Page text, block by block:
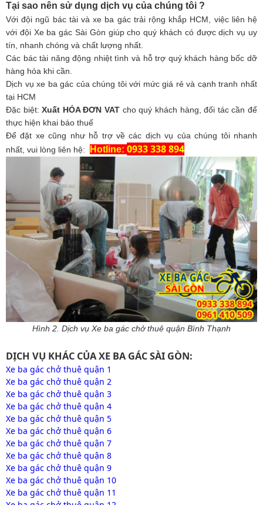
Tại sao nên sử dụng dịch vụ của chúng tôi ?
Với đội ngũ bác tài và xe ba gác trải rộng khắp HCM, việc liên hệ
với đội Xe ba gác Sài Gòn giúp cho quý khách có được dịch vụ uy
tín, nhanh chóng và chất lượng nhất.
Các bác tài năng động nhiệt tình và hỗ trợ quý khách hàng bốc dỡ
hàng hóa khi cần.
Dịch vụ xe ba gác của chúng tôi với mức giá rẻ và cạnh tranh nhất
tại HCM
Đặc biệt:Xuất HÓA ĐƠN VAT cho quý khách hàng, đối tác cần để
thực hiện khai báo thuế
Để đặt xe cũng như hỗ trợ về các dịch vụ của chúng tôi nhanh
nhất, vui lòng liên hệ:
Hotline: 0933 338 894
Hình 2. Dịch vụ Xe ba gác chở thuê quận Bình Thạnh
DỊCH VỤ KHÁC CỦA XE BA GÁC SÀI GÒN:
Xe ba gác chở thuê quận 1
Xe ba gác chở thuê quận 2
Xe ba gác chở thuê quận 3
Xe ba gác chở thuê quận 4
Xe ba gác chở thuê quận 5
Xe ba gác chở thuê quận 6
Xe ba gác chở thuê quận 7
Xe ba gác chở thuê quận 8
Xe ba gác chở thuê quận 9
Xe ba gác chở thuê quận 10
Xe ba gác chở thuê quận 11